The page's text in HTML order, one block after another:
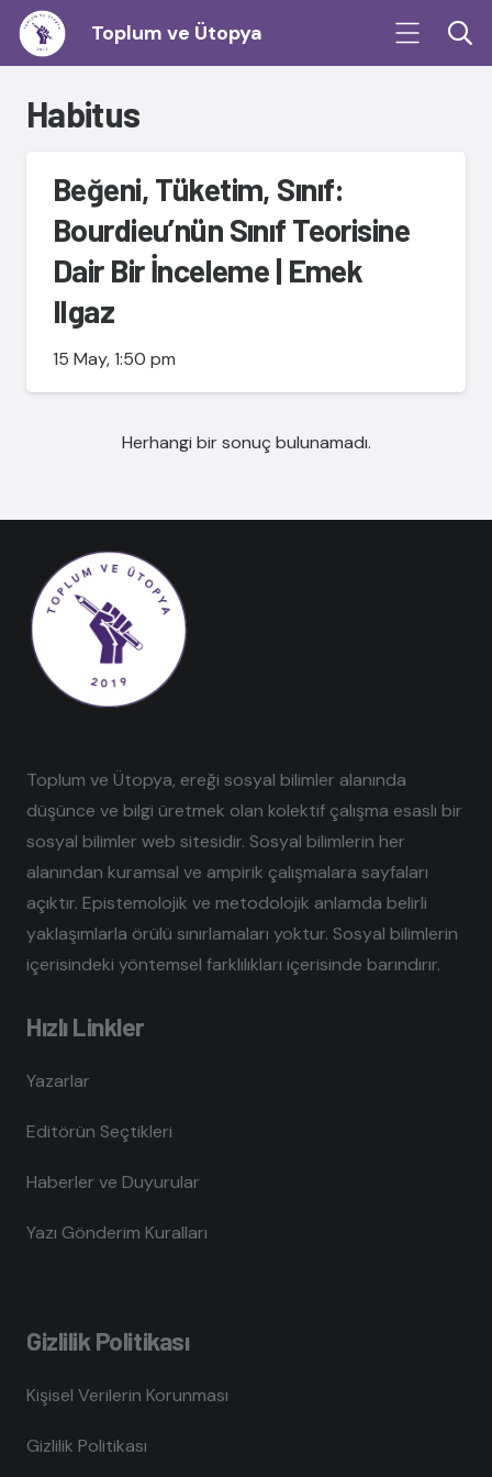
Toplum ve Ütopya
Habitus
Beğeni, Tüketim, Sınıf:
Bourdieu’nün Sınıf Teorisine
Dair Bir İnceleme | Emek
Ilgaz
15 May, 1:50 pm
Herhangi bir sonuç bulunamadı.
Toplum ve Ütopya, ereği sosyal bilimler alanında
düşünce ve bilgi üretmek olan kolektif çalışma esaslı bir
sosyal bilimler web sitesidir. Sosyal bilimlerin her
alanından kuramsal ve ampirik çalışmalara sayfaları
açıktır. Epistemolojik ve metodolojik anlamda belirli
yaklaşımlarla örülü sınırlamaları yoktur. Sosyal bilimlerin
içerisindeki yöntemsel farklılıkları içerisinde barındırır.
Hızlı Linkler
Yazarlar
Editörün Seçtikleri
Haberler ve Duyurular
Yazı Gönderim Kuralları
Gizlilik Politikası
Kişisel Verilerin Korunması
Gizlilik Politikası